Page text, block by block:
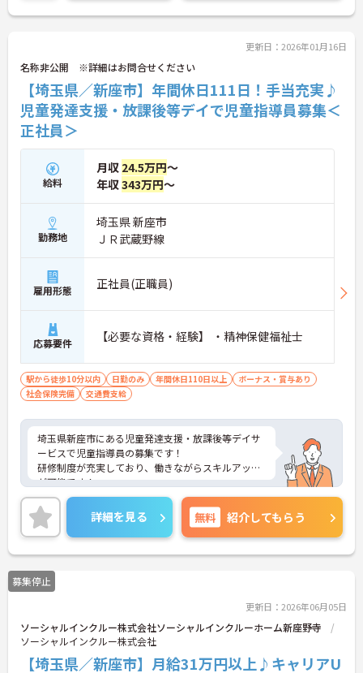
更新日：2026年01月16日
名称非公開 ※詳細はお問合せください
【埼玉県／新座市】年間休日111日！手当充実♪
児童発達支援・放課後等デイで児童指導員募集＜
正社員＞
給料
月収 24.5万円～
年収343万円～
勤務地
埼玉県 新座市
ＪＲ武蔵野線
雇用形態 正社員(正職員)
応募要件 【必要な資格・経験】 ・精神保健福祉士
駅から徒歩10分以内 日勤のみ 年間休日110日以上
ボーナス・賞与あり
社会保険完備
交通費支給
埼玉県新座市にある児童発達支援・放課後等デイサ
ービスで児童指導員の募集です！
研修制度が充実しており、働きながらスキルアップ
が可能です！
また、最寄駅から徒歩1分で交通費の支給もあるた
め、ストレスなく通勤が可能です◎
ご興味ある方は面接ポイントをお伝えしますので、
お気軽にご連絡ください。
詳細を見る 無料 紹介してもらう
募集停止
更新日：2026年06月05日
ソーシャルインクルー株式会社ソーシャルインクルーホーム新座野寺
ソーシャルインクルー株式会社
【埼玉県／新座市】月給31万円以上♪キャリアU